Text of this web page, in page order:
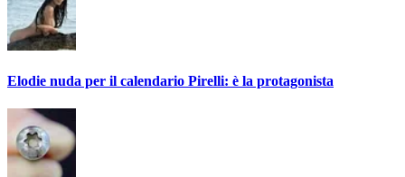
Elodie nuda per il calendario Pirelli: è la protagonista